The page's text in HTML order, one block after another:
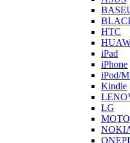
HTC
iPad
iPhone
iPod/
Kindle
LG